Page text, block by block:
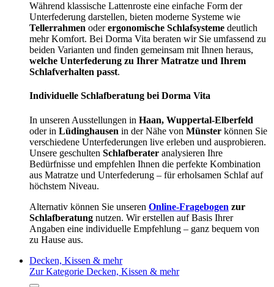
Während klassische Lattenroste eine einfache Form der
Unterfederung darstellen, bieten moderne Systeme wie
Tellerrahmen oderergonomische Schlafsysteme deutlich
mehr Komfort. Bei Dorma Vita beraten wir Sie umfassend zu
beiden Varianten und finden gemeinsam mit Ihnen heraus,
welche Unterfederung zu Ihrer Matratze und Ihrem
Schlafverhalten passt.
Individuelle Schlafberatung bei Dorma Vita
In unseren Ausstellungen in Haan, Wuppertal-Elberfeld
oder in Lüdinghausen in der Nähe von Münster können Sie
verschiedene Unterfederungen live erleben und ausprobieren.
Unsere geschulten Schlafberater analysieren Ihre
Bedürfnisse und empfehlen Ihnen die perfekte Kombination
aus Matratze und Unterfederung – für erholsamen Schlaf auf
höchstem Niveau.
Alternativ können Sie unseren Online-Fragebogen zur
Schlafberatung nutzen. Wir erstellen auf Basis Ihrer
Angaben eine individuelle Empfehlung – ganz bequem von
zu Hause aus.
Decken, Kissen & mehr
Zur Kategorie Decken, Kissen & mehr